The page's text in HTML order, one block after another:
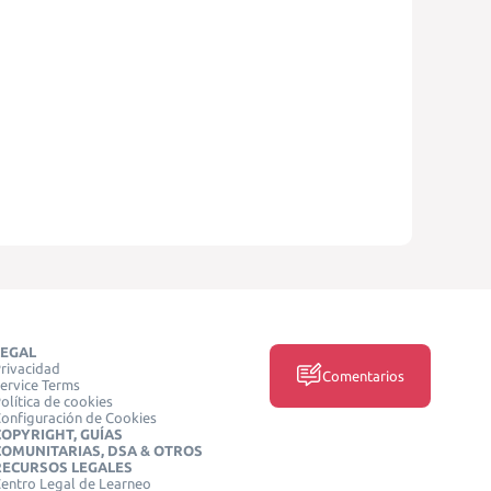
Terms
de cookies
de Cookies
GUÍAS
DSA & OTROS
LEGALES
Legal de Learneo
Comentarios